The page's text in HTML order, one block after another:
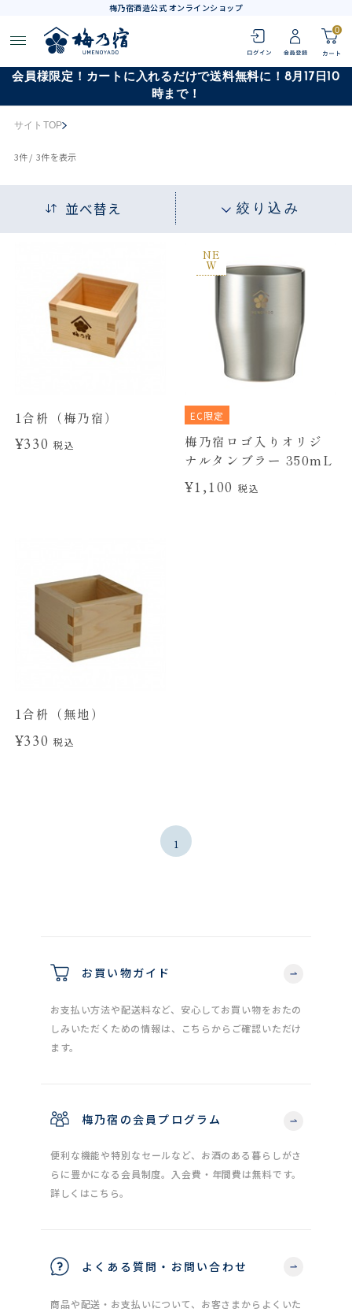
梅乃宿酒造公式 オンラインショップ
0
会員様限定！カートに入れるだけで送料無料に！8月17日10
時まで！
サイトTOP
3件 / 3件を表示
並べ替え 絞り込み
1合枡（梅乃宿）
¥330税込
NE
W
EC限定
梅乃宿ロゴ入りオリジ
ナルタンブラー 350mL
¥1,100 税込
1合枡（無地）
¥330税込
1
お買い物ガイド
お支払い方法や配送料など、安心してお買い物をおたの
しみいただくための情報は、こちらからご確認いただけ
ます。
梅乃宿の会員プログラム
便利な機能や特別なセールなど、お酒のある暮らしがさ
らに豊かになる会員制度。入会費・年間費は無料です。
詳しくはこちら。
よくある質問・お問い合わせ
商品や配送・お支払いについて、お客さまからよくいた